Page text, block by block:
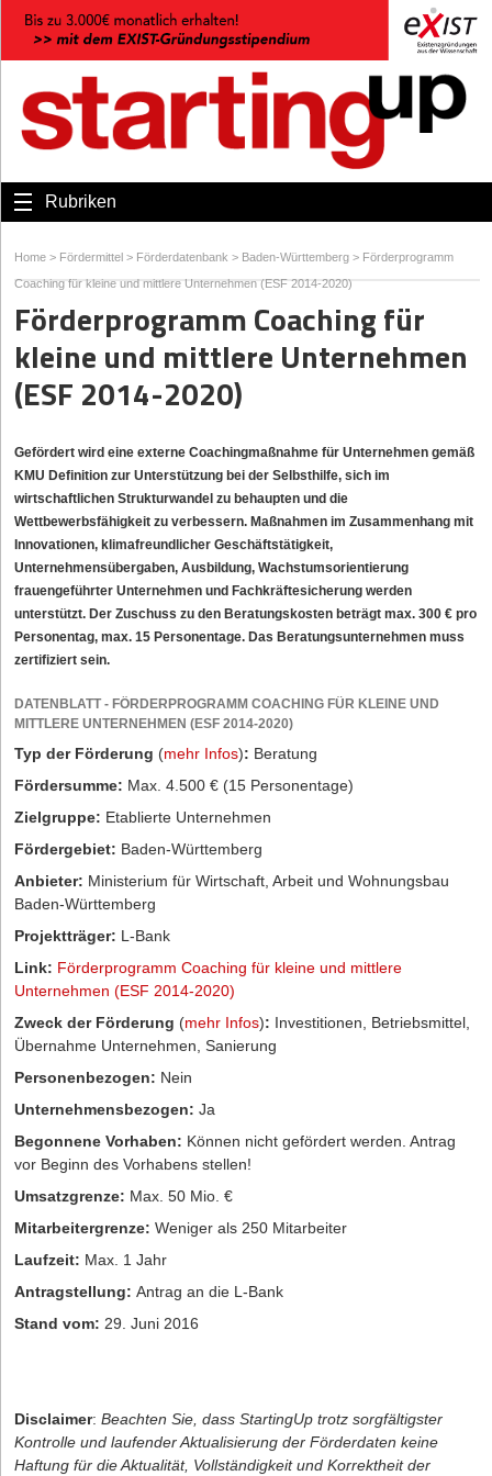
Rubriken
Home > Fördermittel > Förderdatenbank > Baden-Württemberg > Förderprogramm
Coaching für kleine und mittlere Unternehmen (ESF 2014-2020)
Förderprogramm Coaching für
kleine und mittlere Unternehmen
(ESF 2014-2020)
Gefördert wird eine externe Coachingmaßnahme für Unternehmen gemäß
KMU Definition zur Unterstützung bei der Selbsthilfe, sich im
wirtschaftlichen Strukturwandel zu behaupten und die
Wettbewerbsfähigkeit zu verbessern. Maßnahmen im Zusammenhang mit
Innovationen, klimafreundlicher Geschäftstätigkeit,
Unternehmensübergaben, Ausbildung, Wachstumsorientierung
frauengeführter Unternehmen und Fachkräftesicherung werden
unterstützt. Der Zuschuss zu den Beratungskosten beträgt max. 300 € pro
Personentag, max. 15 Personentage. Das Beratungsunternehmen muss
zertifiziert sein.
DATENBLATT - FÖRDERPROGRAMM COACHING FÜR KLEINE UND
MITTLERE UNTERNEHMEN (ESF 2014-2020)
Typ der Förderung (mehr Infos): Beratung
Fördersumme: Max. 4.500 € (15 Personentage)
Zielgruppe: Etablierte Unternehmen
Fördergebiet: Baden-Württemberg
Anbieter: Ministerium für Wirtschaft, Arbeit und Wohnungsbau
Baden-Württemberg
Projektträger: L-Bank
Link: Förderprogramm Coaching für kleine und mittlere
Unternehmen (ESF 2014-2020)
Zweck der Förderung (mehr Infos): Investitionen, Betriebsmittel,
Übernahme Unternehmen, Sanierung
Personenbezogen: Nein
Unternehmensbezogen: Ja
Begonnene Vorhaben: Können nicht gefördert werden. Antrag
vor Beginn des Vorhabens stellen!
Umsatzgrenze: Max. 50 Mio. €
Mitarbeitergrenze: Weniger als 250 Mitarbeiter
Laufzeit: Max. 1 Jahr
Antragstellung: Antrag an die L-Bank
Stand vom: 29. Juni 2016
Disclaimer: Beachten Sie, dass StartingUp trotz sorgfältigster
Kontrolle und laufender Aktualisierung der Förderdaten keine
Haftung für die Aktualität, Vollständigkeit und Korrektheit der